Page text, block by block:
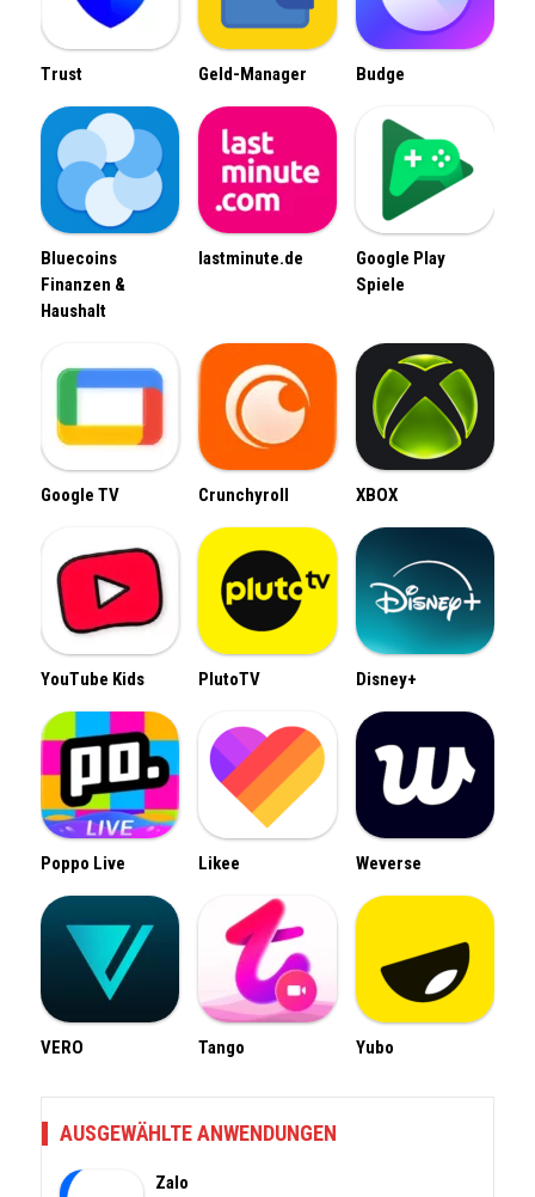
Trust Geld-Manager Budge
Bluecoins
Finanzen &
Haushalt
lastminute.de
Google Play
Spiele
Google TV Crunchyroll XBOX
YouTube Kids PlutoTV Disney+
Poppo Live Likee Weverse
VERO Tango Yubo
AUSGEWÄHLTE ANWENDUNGEN
Zalo